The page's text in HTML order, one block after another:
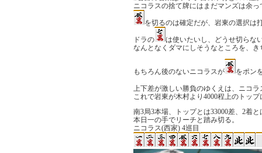
ニコラスの捨て牌にはまだマンズは余っ
を切るのは確定だが、岩東の選択は
ドラの
は使いたいし、どうせ切らな
なんとなくダマにしそうなところを、
もちろん後のないニコラスが をポン
上下差が激しい勝負のゆくえは、ニコラ
これで岩東が木村より4000程上のトッ
南3局3本場、トップとは33000差、2着
本日一の手でリーチと踏み切る。
ニコラス(西家) 4巡目